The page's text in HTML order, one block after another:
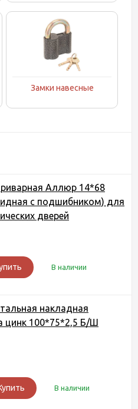
Замки навесные
Аллюр 14*68
с подшибником) для
дверей
В наличии
накладная
цинк 100*75*2,5 Б/Ш
В наличии